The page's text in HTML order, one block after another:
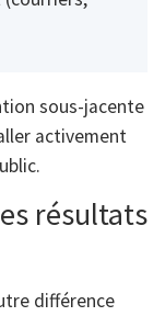
sous-jacente
activement
résultats
différence